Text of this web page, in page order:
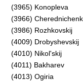
(3965) Konopleva
(3966)
(3986) Rozhkovskij
(4009) Drobyshevskij
(4010) Nikol'skij
(4011) Bakharev
(4013) Ogiria